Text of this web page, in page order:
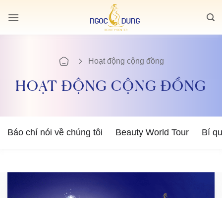
qua
Hoạt động cộng đồng
HOẠT ĐỘNG CỘNG ĐỒNG
Báo chí nói về chúng tôi Beauty World Tour Bí